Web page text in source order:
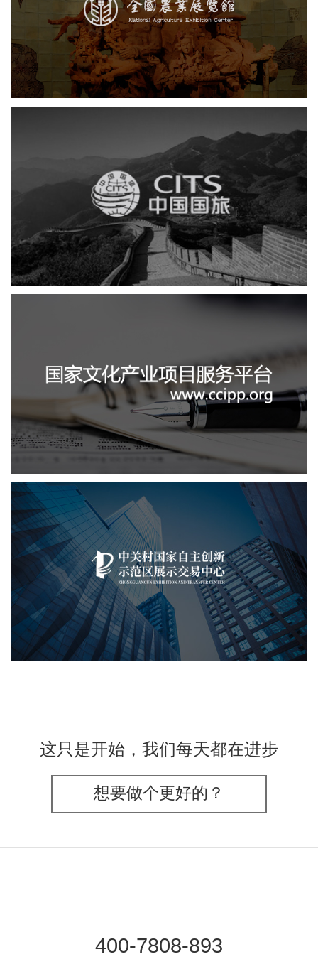
展览馆 文化艺术 智慧展馆 展馆网站建设
中国国旅
电商网站 网站建设
国家文化项目产业平台
文化艺术 IT平台整体解决方案
系统开发
业务系统
中关村国家自主展示中心
文化艺术 展示中心 智慧展馆 展馆网站建设
这只是开始，我们每天都在进步
想要做个更好的？
400-7808-893